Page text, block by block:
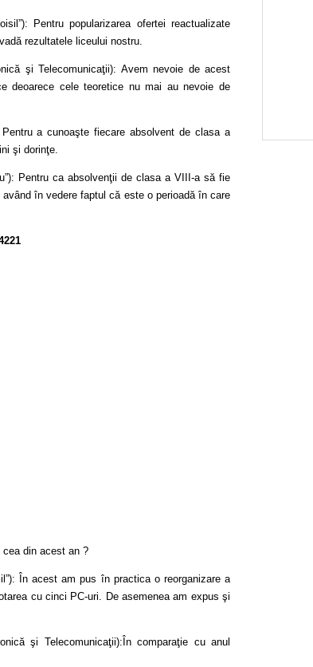
Pentru popularizarea ofertei reactualizate
rezultatele liceului nostru.
şi Telecomunicaţii): Avem nevoie de acest
deoarece cele teoretice nu mai au nevoie de
a cunoaşte fiecare absolvent de clasa a
şi dorinţe.
Pentru ca absolvenţii de clasa a VIII-a să fie
în vedere faptul că este o perioadă în care
cea din acest an ?
În acest am pus în practica o reorganizare a
cu cinci PC-uri. De asemenea am expus şi
şi Telecomunicaţii):În comparaţie cu anul